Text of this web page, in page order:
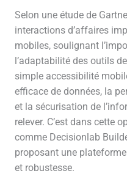
Selon une étude de
interactions d’affaires
mobiles, soulignant
l’adaptabilité des outils
simple accessibilité
efficace de données, la
et la sécurisation de
relever. C’est dans cette
comme Decisionlab
proposant une
et robustesse.